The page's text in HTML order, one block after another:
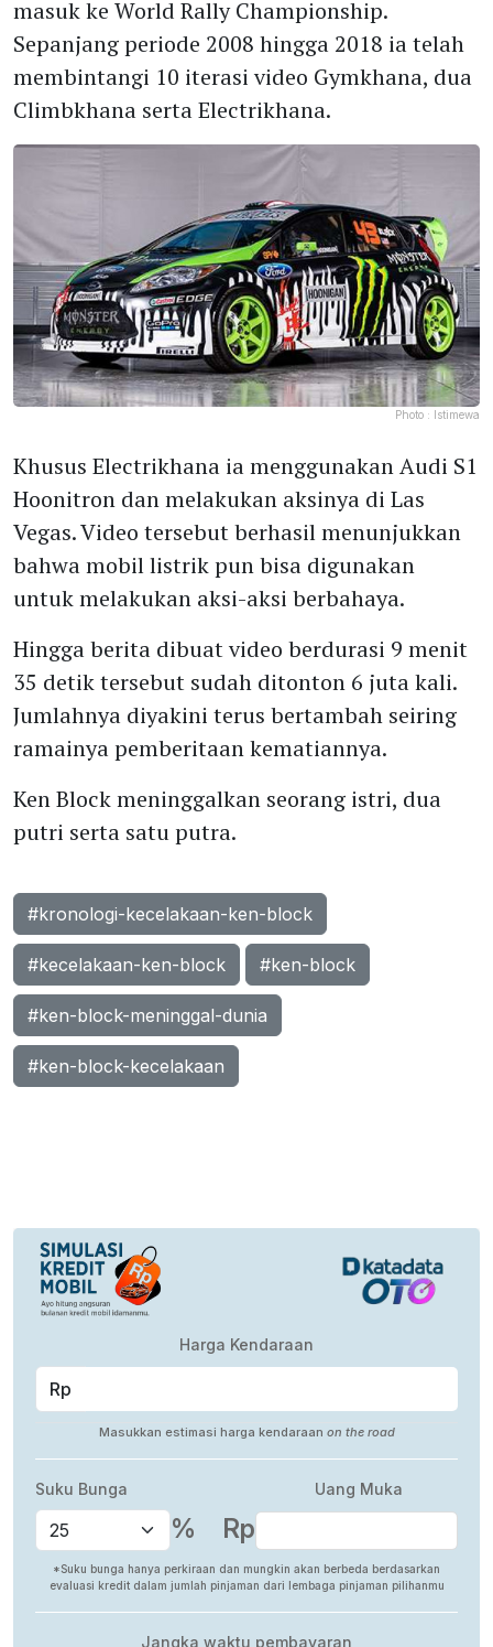
masuk ke World Rally Championship.
Sepanjang periode 2008 hingga 2018 ia telah
membintangi 10 iterasi video Gymkhana, dua
Climbkhana serta Electrikhana.
Photo : Istimewa
Khusus Electrikhana ia menggunakan Audi S1
Hoonitron dan melakukan aksinya di Las
Vegas. Video tersebut berhasil menunjukkan
bahwa mobil listrik pun bisa digunakan
untuk melakukan aksi-aksi berbahaya.
Hingga berita dibuat video berdurasi 9 menit
35 detik tersebut sudah ditonton 6 juta kali.
Jumlahnya diyakini terus bertambah seiring
ramainya pemberitaan kematiannya.
Ken Block meninggalkan seorang istri, dua
putri serta satu putra.
#kronologi-kecelakaan-ken-block
#kecelakaan-ken-block #ken-block
#ken-block-meninggal-dunia
#ken-block-kecelakaan